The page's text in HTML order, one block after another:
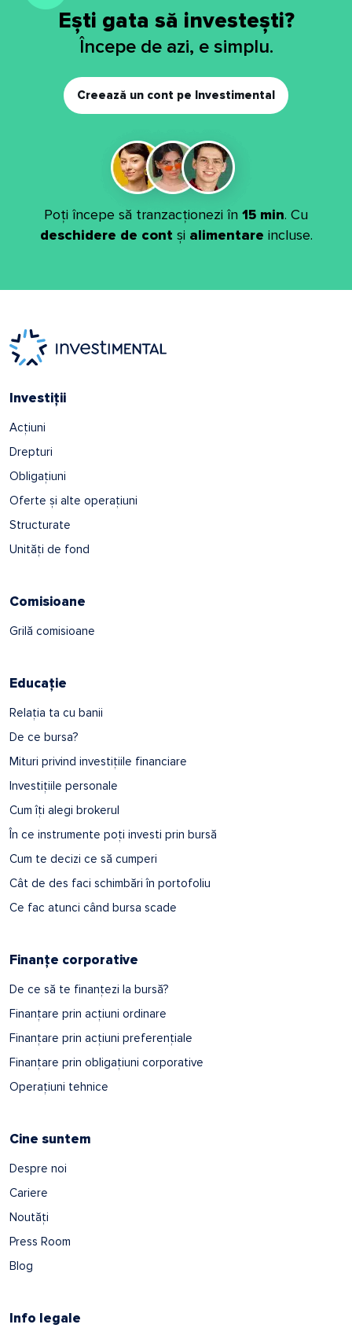
Ești gata să investești?
Începe de azi, e simplu.
Creează un cont pe Investimental
Poți începe să tranzacționezi în 15 min. Cu
deschidere de cont și alimentare incluse.
Investiții
Acțiuni
Drepturi
Obligațiuni
Oferte și alte operațiuni
Structurate
Unități de fond
Comisioane
Grilă comisioane
Educație
Relația ta cu banii
De ce bursa?
Mituri privind investițiile financiare
Investițiile personale
Cum îți alegi brokerul
În ce instrumente poți investi prin bursă
Cum te decizi ce să cumperi
Cât de des faci schimbări în portofoliu
Ce fac atunci când bursa scade
Finanțe corporative
De ce să te finanțezi la bursă?
Finanțare prin acțiuni ordinare
Finanțare prin acțiuni preferențiale
Finanțare prin obligațiuni corporative
Operațiuni tehnice
Cine suntem
Despre noi
Cariere
Noutăți
Press Room
Blog
Info legale